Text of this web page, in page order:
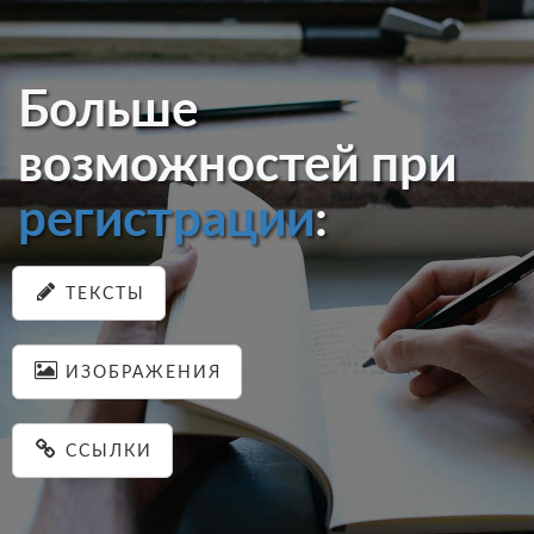
Больше
возможностей при
регистрации:
ТЕКСТЫ
ИЗОБРАЖЕНИЯ
ССЫЛКИ